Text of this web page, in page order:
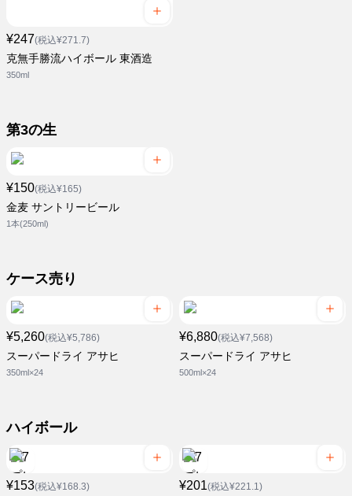
¥247(税込¥271.7)
克無手勝流ハイボール 東酒造
350ml
第3の生
¥150(税込¥165)
金麦 サントリービール
1本(250ml)
ケース売り
¥5,260(税込¥5,786)
スーパードライ アサヒ
350ml×24
¥6,880(税込¥7,568)
スーパードライ アサヒ
500ml×24
ハイボール
¥153(税込¥168.3) ¥201(税込¥221.1)